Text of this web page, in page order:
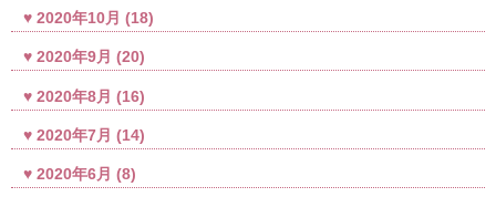
2020年10月 (18)
2020年9月 (20)
2020年8月 (16)
2020年7月 (14)
2020年6月 (8)